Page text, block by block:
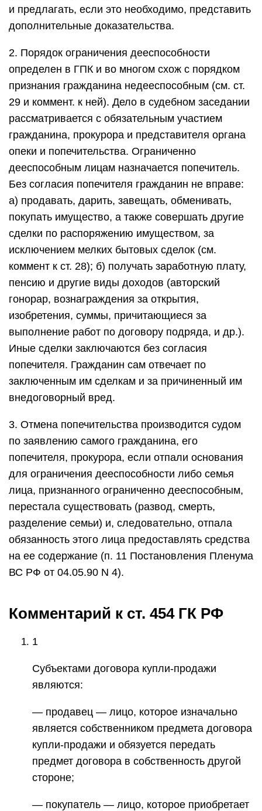
и предлагать, если это необходимо, представить
дополнительные доказательства.
2. Порядок ограничения дееспособности
определен в ГПК и во многом схож с порядком
признания гражданина недееспособным (см. ст.
29 и коммент. к ней). Дело в судебном заседании
рассматривается с обязательным участием
гражданина, прокурора и представителя органа
опеки и попечительства. Ограниченно
дееспособным лицам назначается попечитель.
Без согласия попечителя гражданин не вправе:
а) продавать, дарить, завещать, обменивать,
покупать имущество, а также совершать другие
сделки по распоряжению имуществом, за
исключением мелких бытовых сделок (см.
коммент к ст. 28); б) получать заработную плату,
пенсию и другие виды доходов (авторский
гонорар, вознаграждения за открытия,
изобретения, суммы, причитающиеся за
выполнение работ по договору подряда, и др.).
Иные сделки заключаются без согласия
попечителя. Гражданин сам отвечает по
заключенным им сделкам и за причиненный им
внедоговорный вред.
3. Отмена попечительства производится судом
по заявлению самого гражданина, его
попечителя, прокурора, если отпали основания
для ограничения дееспособности либо семья
лица, признанного ограниченно дееспособным,
перестала существовать (развод, смерть,
разделение семьи) и, следовательно, отпала
обязанность этого лица предоставлять средства
на ее содержание (п. 11 Постановления Пленума
ВС РФ от 04.05.90 N 4).
Комментарий к ст. 454 ГК РФ
1
Субъектами договора купли-продажи
являются:
— продавец — лицо, которое изначально
является собственником предмета договора
купли-продажи и обязуется передать
предмет договора в собственность другой
стороне;
— покупатель — лицо, которое приобретает